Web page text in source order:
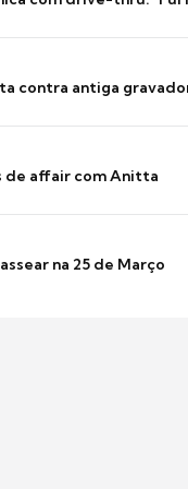
contra antiga
de affair com Anitta
na 25 de Março